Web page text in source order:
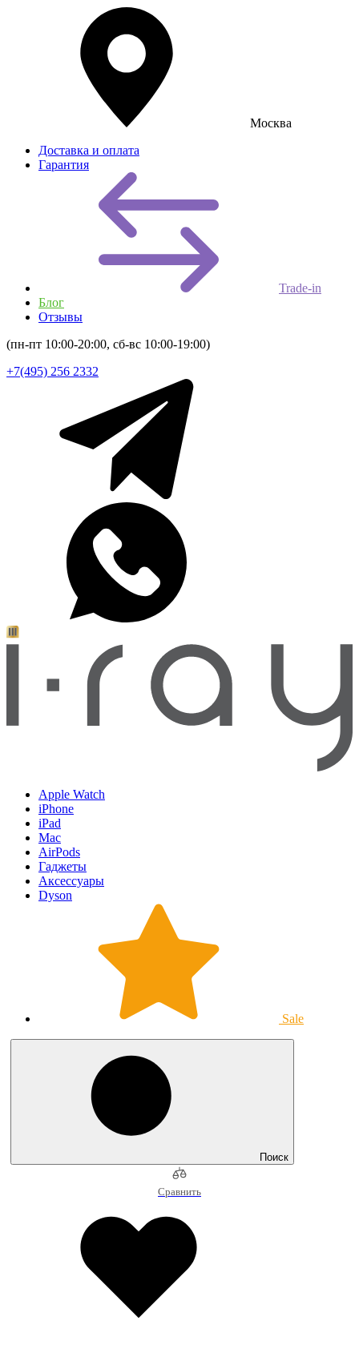
Москва
Доставка и оплата
Гарантия
Trade-in
Блог
Отзывы
(пн-пт 10:00-20:00, сб-вс 10:00-19:00)
+7(495) 256 2332
Apple Watch
iPhone
iPad
Mac
AirPods
Гаджеты
Аксессуары
Dyson
Sale
Поиск
Сравнить